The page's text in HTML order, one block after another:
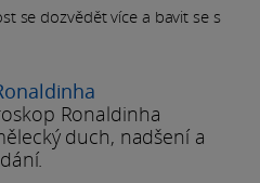
se dozvědět více a bavit se s
Ronaldinha
duch, nadšení a